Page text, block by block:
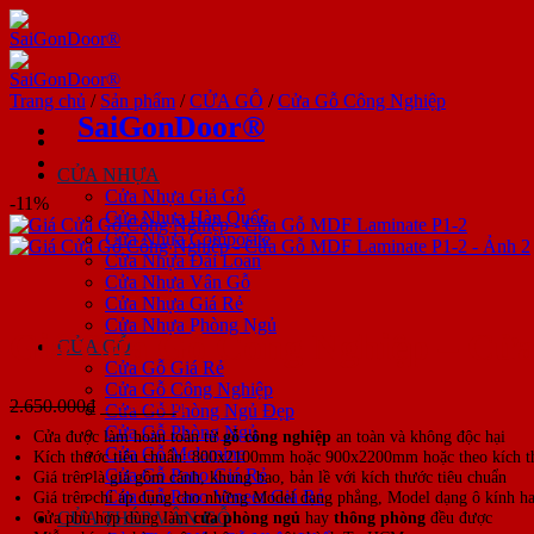
Bỏ
qua
nội
dung
SaiGonDoor®
CỬA NHỰA
Cửa Nhựa Giả Gỗ
Cửa Nhựa Hàn Quốc
Cửa Nhựa Composite
Cửa Nhựa Đài Loan
Cửa Nhựa Vân Gỗ
Cửa Nhựa Giá Rẻ
Cửa Nhựa Phòng Ngủ
CỬA GỖ
Cửa Gỗ Giá Rẻ
Cửa Gỗ Công Nghiệp
Cửa Gỗ Phòng Ngủ Đẹp
Cửa Gỗ Phòng Ngủ
Cửa Gỗ Melamine
Cửa Gỗ Pano Giá Rẻ
Cửa Gỗ Pano Veneer Giá Rẻ
CỬA THÉP VÂN GỖ
Trang chủ / Sản phẩm / CỬA GỖ / Cửa Gỗ Công Nghiệp
-11%
Giá Cửa Gỗ Công Nghiệp –
2.650.000₫ Giá
gốc
là:
2.650.000₫.
2.350.000₫Giá
hiện
tại
là:
2.350.000₫.
Cửa được làm hoàn toàn từgỗ công nghiệp an toàn và không độc hại
Kích thước tiêu chuẩn: 800x2100mm hoặc 900x2200mm hoặc theo kích
Giá trên là giá gồm cánh, khung bao, bản lề với kích thước tiêu chuẩn
Giá trên chỉ áp dụng cho những Model dạng phẳng, Model dạng ô kính
Cửa phù hợp dùng làmcửa phòng ngủ hay thông phòng đều được